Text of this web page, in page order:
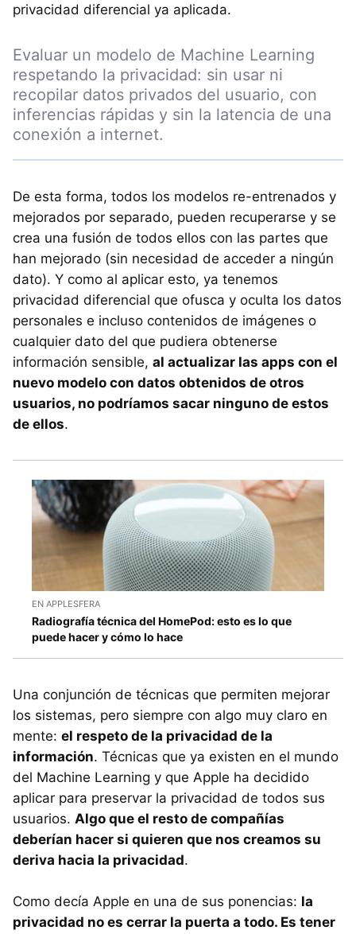
privacidad diferencial ya aplicada.
Evaluar un modelo de Machine Learning
respetando la privacidad: sin usar ni
recopilar datos privados del usuario, con
inferencias rápidas y sin la latencia de una
conexión a internet.
De esta forma, todos los modelos re-entrenados y
mejorados por separado, pueden recuperarse y se
crea una fusión de todos ellos con las partes que
han mejorado (sin necesidad de acceder a ningún
dato). Y como al aplicar esto, ya tenemos
privacidad diferencial que ofusca y oculta los datos
personales e incluso contenidos de imágenes o
cualquier dato del que pudiera obtenerse
información sensible, al actualizar las apps con el
nuevo modelo con datos obtenidos de otros
usuarios, no podríamos sacar ninguno de estos
de ellos.
EN APPLESFERA
Radiografía técnica del HomePod: esto es lo que
puede hacer y cómo lo hace
Una conjunción de técnicas que permiten mejorar
los sistemas, pero siempre con algo muy claro en
mente: el respeto de la privacidad de la
información. Técnicas que ya existen en el mundo
del Machine Learning y que Apple ha decidido
aplicar para preservar la privacidad de todos sus
usuarios. Algo que el resto de compañías
deberían hacer si quieren que nos creamos su
deriva hacia la privacidad.
Como decía Apple en una de sus ponencias: la
privacidad no es cerrar la puerta a todo. Es tener